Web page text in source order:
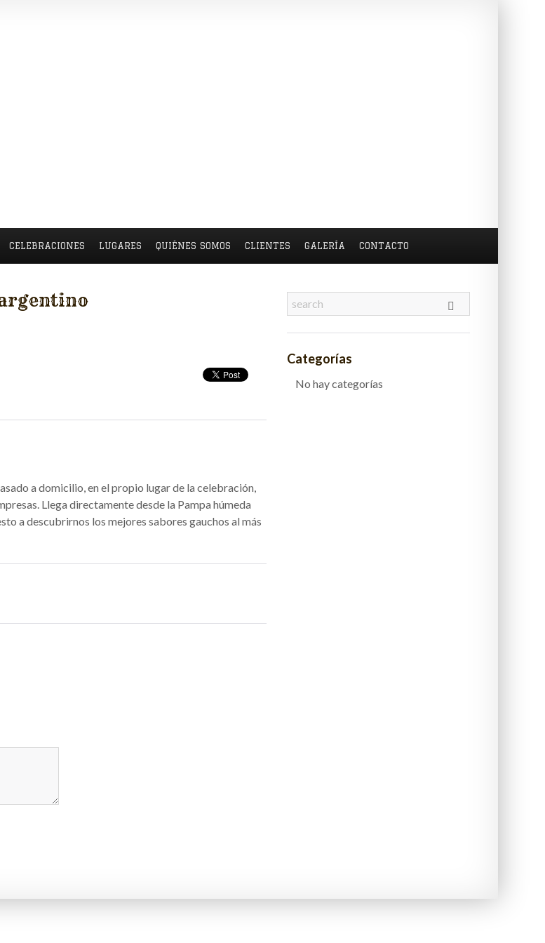
CELEBRACIONES LUGARES QUIÉNES SOMOS CLIENTES GALERÍA CONTACTO
a domicilio, en el propio lugar de la celebración,
Llega directamente desde la Pampa húmeda
a descubrirnos los mejores sabores gauchos al más
Categorías
No hay categorías